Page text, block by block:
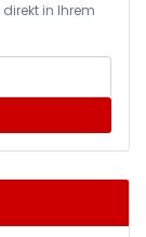
in Ihrem